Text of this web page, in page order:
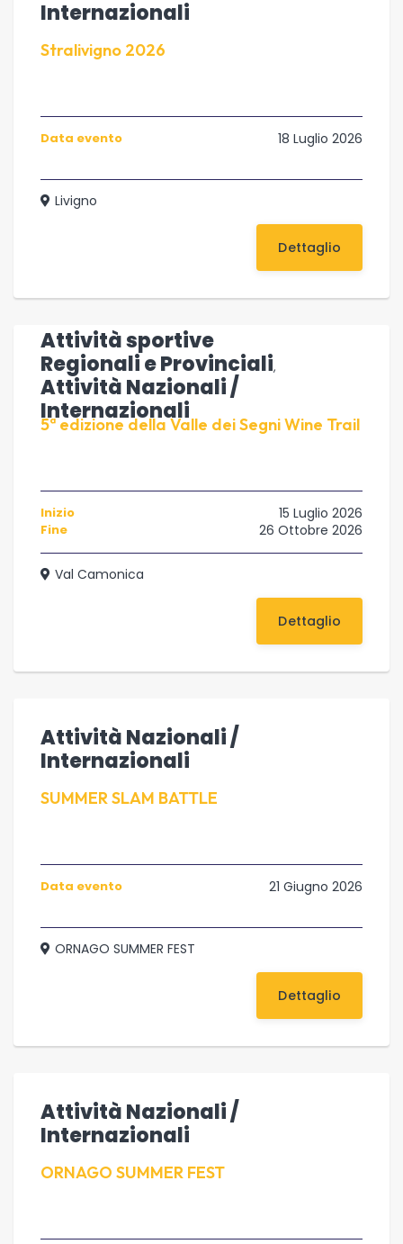
Internazionali
Stralivigno 2026
Data evento 18 Luglio 2026
Livigno
Dettaglio
Attività sportive
Regionali e Provinciali,
Attività Nazionali /
Internazionali
5ª edizione della Valle dei Segni Wine Trail
Inizio 15 Luglio 2026
Fine 26 Ottobre 2026
Val Camonica
Dettaglio
Attività Nazionali /
Internazionali
SUMMER SLAM BATTLE
Data evento 21 Giugno 2026
ORNAGO SUMMER FEST
Dettaglio
Attività Nazionali /
Internazionali
ORNAGO SUMMER FEST